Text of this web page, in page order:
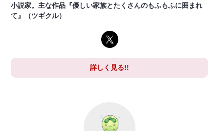
小説家。主な作品『優しい家族とたくさんのもふもふに囲まれ
て』（ツギクル）
詳しく見る!!